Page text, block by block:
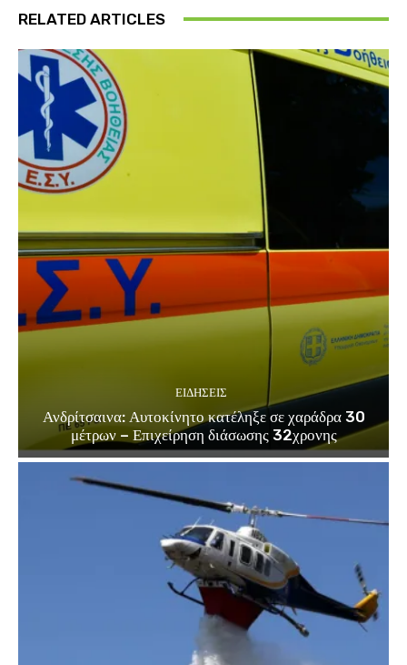
RELATED ARTICLES
ΕΙΔΗΣΕΙΣ
Ανδρίτσαινα: Αυτοκίνητο κατέληξε σε χαράδρα 30
μέτρων – Επιχείρηση διάσωσης 32χρονης